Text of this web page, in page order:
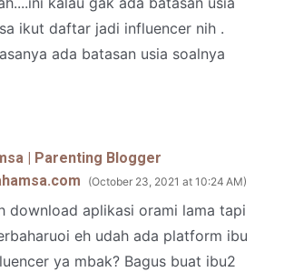
ikut daftar jadi influencer nih .
ada batasan usia soalnya
| Parenting Blogger
October 23, 2021 at 10:24 AM
download aplikasi orami lama tapi
eh udah ada platform ibu
ya mbak? Bagus buat ibu2